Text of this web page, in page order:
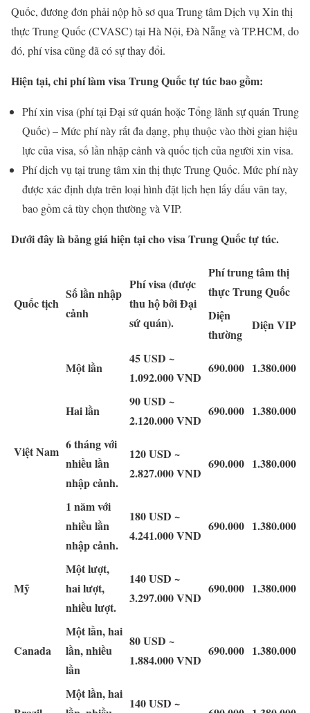
Quốc, đương đơn phải nộp hồ sơ qua Trung tâm Dịch vụ Xin thị
thực Trung Quốc (CVASC) tại Hà Nội, Đà Nẵng và TP.HCM, do
đó, phí visa cũng đã có sự thay đổi.
Hiện tại, chi phí làm visa Trung Quốc tự túc bao gồm:
Phí xin visa (phí tại Đại sứ quán hoặc Tổng lãnh sự quán Trung
Quốc) – Mức phí này rất đa dạng, phụ thuộc vào thời gian hiệu
lực của visa, số lần nhập cảnh và quốc tịch của người xin visa.
Phí dịch vụ tại trung tâm xin thị thực Trung Quốc. Mức phí này
được xác định dựa trên loại hình đặt lịch hẹn lấy dấu vân tay,
bao gồm cả tùy chọn thường và VIP.
Dưới đây là bảng giá hiện tại cho visa Trung Quốc tự túc.
Quốc tịch
Số lần nhập
cảnh
Phí visa (được
thu hộ bởi Đại
sứ quán).
Phí trung tâm thị
thực Trung Quốc
Diện
thường
Diện VIP
Việt Nam
Một lần
45 USD ~
1.092.000 VND
690.000 1.380.000
Hai lần
90 USD ~
2.120.000 VND
690.000 1.380.000
6 tháng với
nhiều lần
nhập cảnh.
120 USD ~
2.827.000 VND
690.000 1.380.000
1 năm với
nhiều lần
nhập cảnh.
180 USD ~
4.241.000 VND
690.000 1.380.000
Mỹ
Một lượt,
hai lượt,
nhiều lượt.
140 USD ~
3.297.000 VND
690.000 1.380.000
Canada
Một lần, hai
lần, nhiều
lần
80 USD ~
1.884.000 VND
690.000 1.380.000
Một lần, hai
140 USD ~